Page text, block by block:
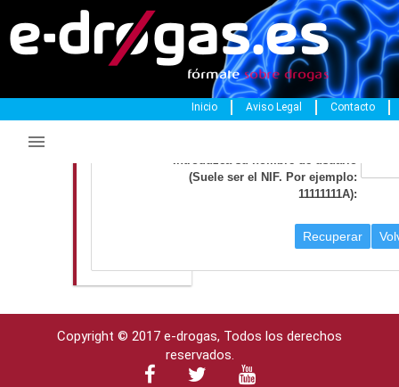
Inicio Aviso Legal Contacto

Recuperación de Credenciales
Introduzca su nombre de usuario
(Suele ser el NIF. Por ejemplo:
11111111A):
Recuperar
Copyright © 2017 e-drogas, Todos los derechos
reservados.